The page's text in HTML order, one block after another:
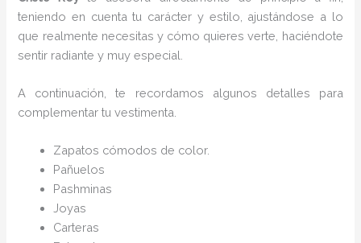
teniendo en cuenta tu carácter y estilo, ajustándose a lo
que realmente necesitas y cómo quieres verte, haciéndote
sentir radiante y muy especial.
A continuación, te recordamos algunos detalles para
complementar tu vestimenta.
Zapatos cómodos de color.
Pañuelos
Pashminas
Joyas
Carteras